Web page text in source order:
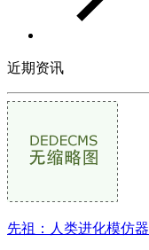
近期资讯
先祖：人类进化模仿器